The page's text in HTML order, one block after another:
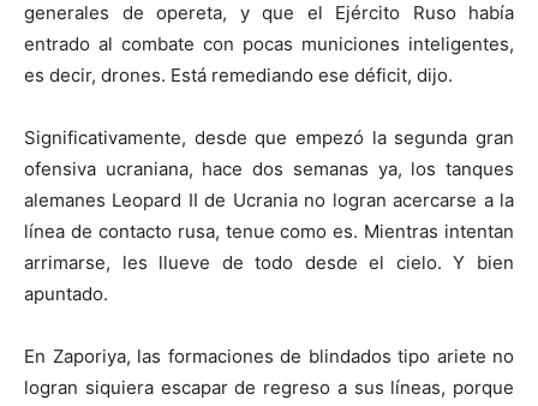
generales de opereta, y que el Ejército Ruso había
entrado al combate con pocas municiones inteligentes,
es decir, drones. Está remediando ese déficit, dijo.
Significativamente, desde que empezó la segunda gran
ofensiva ucraniana, hace dos semanas ya, los tanques
alemanes Leopard II de Ucrania no logran acercarse a la
línea de contacto rusa, tenue como es. Mientras intentan
arrimarse, les llueve de todo desde el cielo. Y bien
apuntado.
En Zaporiya, las formaciones de blindados tipo ariete no
logran siquiera escapar de regreso a sus líneas, porque